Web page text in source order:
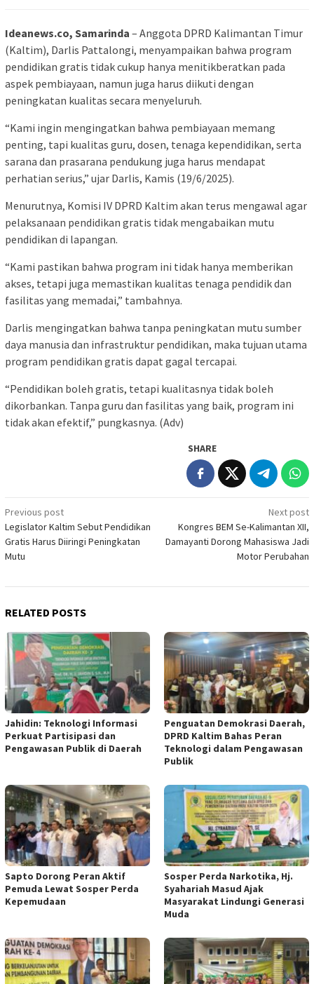
Ideanews.co, Samarinda – Anggota DPRD Kalimantan Timur
(Kaltim), Darlis Pattalongi, menyampaikan bahwa program
pendidikan gratis tidak cukup hanya menitikberatkan pada
aspek pembiayaan, namun juga harus diikuti dengan
peningkatan kualitas secara menyeluruh.
“Kami ingin mengingatkan bahwa pembiayaan memang
penting, tapi kualitas guru, dosen, tenaga kependidikan, serta
sarana dan prasarana pendukung juga harus mendapat
perhatian serius,” ujar Darlis, Kamis (19/6/2025).
Menurutnya, Komisi IV DPRD Kaltim akan terus mengawal agar
pelaksanaan pendidikan gratis tidak mengabaikan mutu
pendidikan di lapangan.
“Kami pastikan bahwa program ini tidak hanya memberikan
akses, tetapi juga memastikan kualitas tenaga pendidik dan
fasilitas yang memadai,” tambahnya.
Darlis mengingatkan bahwa tanpa peningkatan mutu sumber
daya manusia dan infrastruktur pendidikan, maka tujuan utama
program pendidikan gratis dapat gagal tercapai.
“Pendidikan boleh gratis, tetapi kualitasnya tidak boleh
dikorbankan. Tanpa guru dan fasilitas yang baik, program ini
tidak akan efektif,” pungkasnya. (Adv)
SHARE
Post
navigation
Previous post
Legislator Kaltim Sebut Pendidikan
Gratis Harus Diiringi Peningkatan
Mutu
Next post
Kongres BEM Se-Kalimantan XII,
Damayanti Dorong Mahasiswa Jadi
Motor Perubahan
RELATED POSTS
Jahidin: Teknologi Informasi
Perkuat Partisipasi dan
Pengawasan Publik di Daerah
Penguatan Demokrasi Daerah,
DPRD Kaltim Bahas Peran
Teknologi dalam Pengawasan
Publik
Sapto Dorong Peran Aktif
Pemuda Lewat Sosper Perda
Kepemudaan
Sosper Perda Narkotika, Hj.
Syahariah Masud Ajak
Masyarakat Lindungi Generasi
Muda